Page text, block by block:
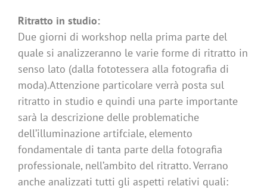
Ritratto in studio:
Due giorni di workshop nella prima parte del
quale si analizzeranno le varie forme di ritratto in
senso lato (dalla fototessera alla fotografia di
moda).Attenzione particolare verrà posta sul
ritratto in studio e quindi una parte importante
sarà la descrizione delle problematiche
dell’illuminazione artifciale, elemento
fondamentale di tanta parte della fotografia
professionale, nell’ambito del ritratto. Verrano
anche analizzati tutti gli aspetti relativi quali: